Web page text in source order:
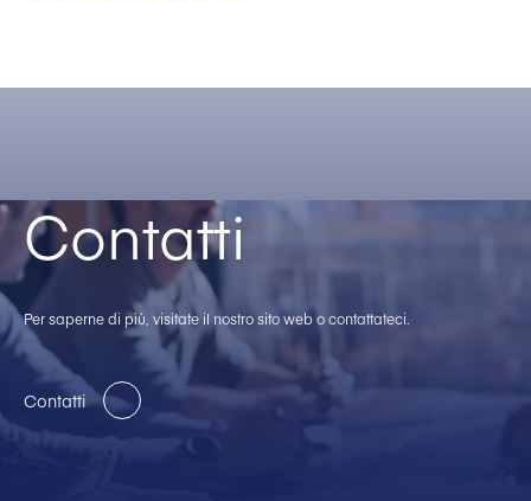
Contatti
Per saperne di più, visitate il nostro sito web o contattateci.
Contatti